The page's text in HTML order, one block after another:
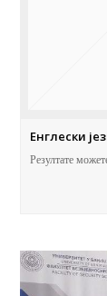
Енглески
Резултате